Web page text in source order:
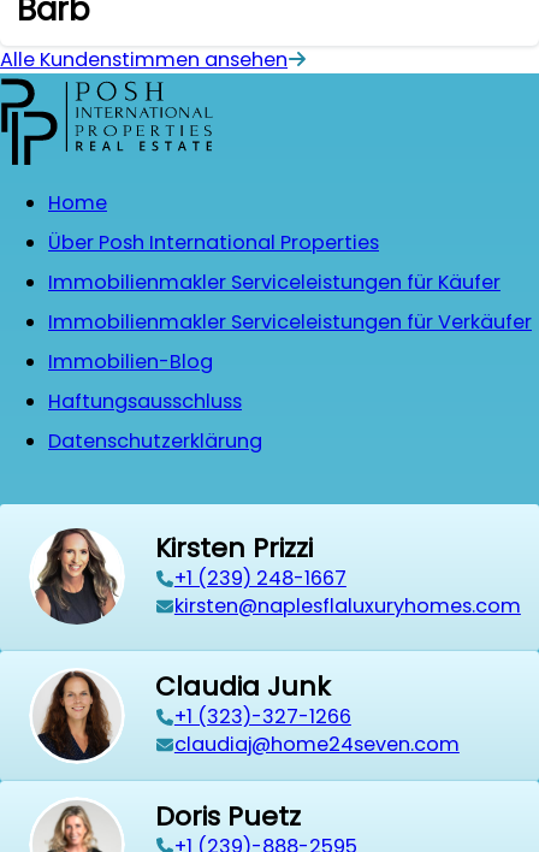
Barb
Alle Kundenstimmen ansehen
Home
Über Posh International Properties
Immobilienmakler Serviceleistungen für Käufer
Immobilienmakler Serviceleistungen für Verkäufer
Immobilien-Blog
Haftungsausschluss
Datenschutzerklärung
Kirsten Prizzi
‭+1 (239) 248-1667‬
kirsten@naplesflaluxuryhomes.com
Claudia Junk
+1 (323)-327-1266
claudiaj@home24seven.com
Doris Puetz
+1 (239)-888-2595